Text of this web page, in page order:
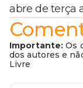
abre de terça
Importante: Os
dos autores e
Livre